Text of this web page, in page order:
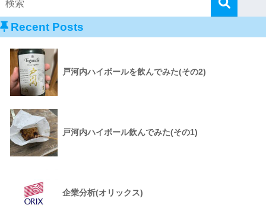
Recent Posts
戸河内ハイボールを飲んでみた(その2)
戸河内ハイボール飲んでみた(その1)
企業分析(オリックス)